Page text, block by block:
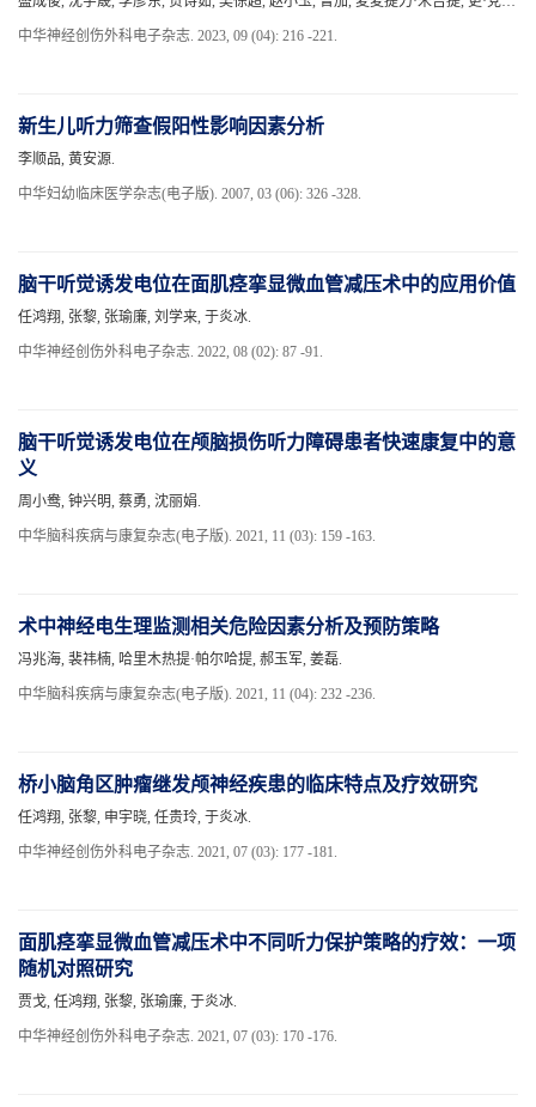
中华神经创伤外科电子杂志. 2023, 09 (04): 216 -221.
新生儿听力筛查假阳性影响因素分析
李顺品, 黄安源.
中华妇幼临床医学杂志(电子版). 2007, 03 (06): 326 -328.
脑干听觉诱发电位在面肌痉挛显微血管减压术中的应用价值
任鸿翔, 张黎, 张瑜廉, 刘学来, 于炎冰.
中华神经创伤外科电子杂志. 2022, 08 (02): 87 -91.
脑干听觉诱发电位在颅脑损伤听力障碍患者快速康复中的意
义
周小鸯, 钟兴明, 蔡勇, 沈丽娟.
中华脑科疾病与康复杂志(电子版). 2021, 11 (03): 159 -163.
术中神经电生理监测相关危险因素分析及预防策略
冯兆海, 裴祎楠, 哈里木热提·帕尔哈提, 郝玉军, 姜磊.
中华脑科疾病与康复杂志(电子版). 2021, 11 (04): 232 -236.
桥小脑角区肿瘤继发颅神经疾患的临床特点及疗效研究
任鸿翔, 张黎, 申宇晓, 任贵玲, 于炎冰.
中华神经创伤外科电子杂志. 2021, 07 (03): 177 -181.
面肌痉挛显微血管减压术中不同听力保护策略的疗效：一项
随机对照研究
贾戈, 任鸿翔, 张黎, 张瑜廉, 于炎冰.
中华神经创伤外科电子杂志. 2021, 07 (03): 170 -176.